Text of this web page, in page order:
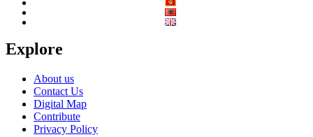
Explore
About us
Contact Us
Digital Map
Contribute
Privacy Policy